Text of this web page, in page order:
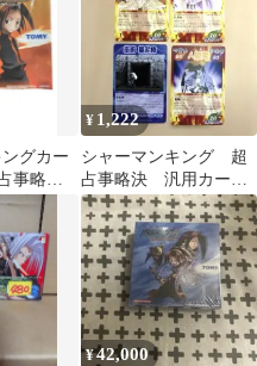
グカー
事略決
1BOX
¥ 1,222
シャーマンキング 超
占事略決 汎用カー
ド まとめ売り
¥42,000